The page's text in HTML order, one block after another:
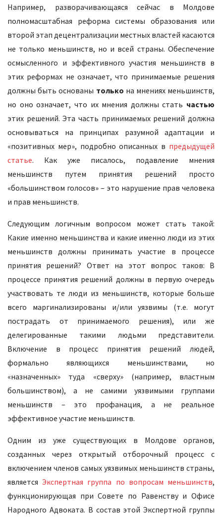
Например, разворачивающаяся сейчас в Молдове
полномасштабная реформа системы образования или
второй этап децентрализации местных властей касаются
не только меньшинств, но и всей страны. Обеспечение
осмысленного и эффективного участия меньшинств в
этих реформах не означает, что принимаемые решения
должны быть основаны только на мнениях меньшинств,
но оно означает, что их мнения должны стать частью
этих решений. Эта часть принимаемых решений должна
основываться на принципах разумной адаптации и
«позитивных мер», подробно описанных в предыдущей
статье. Как уже писалось, подавление мнения
меньшинств путем принятия решений просто
«большинством голосов» – это нарушение прав человека
и прав меньшинств.
Следующим логичным вопросом может стать такой:
Какие именно меньшинства и какие именно люди из этих
меньшинств должны принимать участие в процессе
принятия решений? Ответ на этот вопрос таков: В
процессе принятия решений должны в первую очередь
участвовать те люди из меньшинств, которые больше
всего маргинализированы и/или уязвимы (т.е. могут
пострадать от принимаемого решения), или же
делегированные такими людьми представители.
Включение в процесс принятия решений людей,
формально являющихся меньшинствами, но
«назначенных» туда «сверху» (например, властным
большинством), а не самими уязвимыми группами
меньшинств – это профанация, а не реальное
эффективное участие меньшинств.
Одним из уже существующих в Молдове органов,
созданных через открытый отборочный процесс с
включением членов самых уязвимых меньшинств страны,
являетсяЭкспертная группа по вопросам меньшинств,
функционирующая при Совете по Равенству и Офисе
Народного Адвоката. В состав этой Экспертной группы